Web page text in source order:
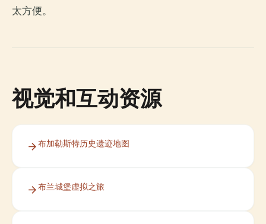
太方便。
视觉和互动资源
布加勒斯特历史遗迹地图
布兰城堡虚拟之旅